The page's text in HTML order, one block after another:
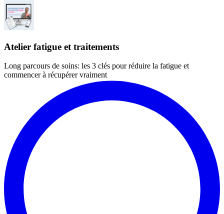
Atelier fatigue et traitements
Long parcours de soins: les 3 clés pour réduire la fatigue et
commencer à récupérer vraiment